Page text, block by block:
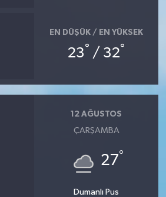
EN DÜŞÜK / EN YÜKSEK
23° / 32°
12 AĞUSTOS
ÇARŞAMBA
27°
Dumanlı Pus